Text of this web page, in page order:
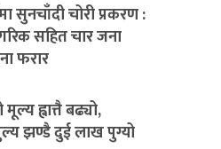
सुनचाँदी चोरी प्रकरण :
सहित चार जना
फरार
ह्वात्तै बढ्यो,
झण्डै दुई लाख पुग्यो